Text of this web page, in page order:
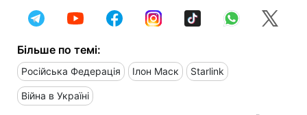
Більше по темі:
Російська Федерація Ілон Маск Starlink
Війна в Україні